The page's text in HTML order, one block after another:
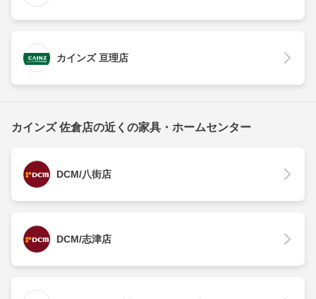
カインズ 亘理店
カインズ 佐倉店の近くの家具・ホームセンター
DCM/八街店
DCM/志津店